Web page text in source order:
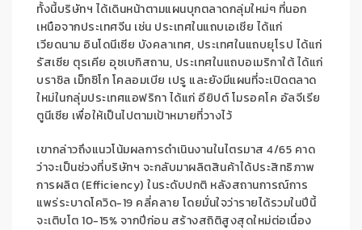
ทั้งนี้บริษัทฯ ได้เดินหน้าตามแผนบุกตลาดกลุ่มใหม่ๆ ที่นอก
เหนือจากประเทศจีน เช่น ประเทศในแถบเอเชีย ได้แก่
เวียดนาม อินโดนีเซีย บังคลาเทศ, ประเทศในแถบยุโรป ได้แก่
รัสเซีย ตุรเคีย อุซเบกิสถาน, ประเทศในแถบอเมริกาใต้ ได้แก่
บราซิล เม็กซิโก โคลอมเบีย เปรู และยังมีแผนที่จะเปิดตลาด
ใหม่ในกลุ่มประเทศแอฟริกา ได้แก่ อียิปต์ โมรอคโค อัลจีเรีย
ตูนีเซีย เพื่อให้เป็นไปตามเป้าหมายที่วางไว้
เขากล่าวถึงแนวโน้มผลการดำเนินงานในไตรมาส 4/65 คาด
ว่าจะเป็นช่วงที่บริษัทฯ จะกลับมาผลิตสินค้าได้ประสิทธิภาพ
การผลิต (Efficiency) ในระดับปกติ หลังสถานการณ์การ
แพร่ระบาดโควิด-19 คลี่คลาย โดยมั่นใจว่ารายได้รวมในปีนี้
จะเติบโต 10-15% จากปีก่อน สร้างสถิติสูงสุดใหม่ต่อเนื่อง